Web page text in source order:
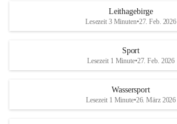
Maßnahmen zur Bekämpfung
Rebe und der Amerikanischen
Anhang VBl. EU Nr. 18
1 Seite•1,4 MB
Leithagebirge
Lesezeit 3 Minuten•27. Feb. 2026
Sport
Lesezeit 1 Minute•27. Feb. 2026
Wassersport
Lesezeit 1 Minute•26. März 2026